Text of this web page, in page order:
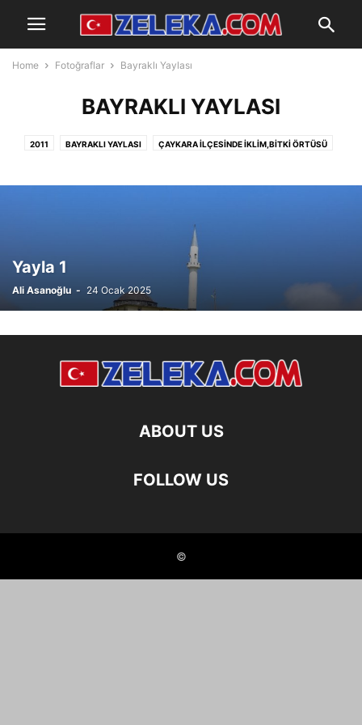
Home Fotoğraflar Bayraklı Yaylası
BAYRAKLI YAYLASI
2011 BAYRAKLI YAYLASI ÇAYKARA İLÇESINDE İKLIM,BITKI ÖRTÜSÜ
Yayla 1
Ali Asanoğlu - 24 Ocak 2025
ABOUT US
FOLLOW US
©